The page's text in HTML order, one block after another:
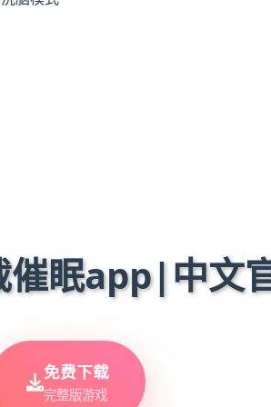
眠app|中文
免费下载
完整版游戏